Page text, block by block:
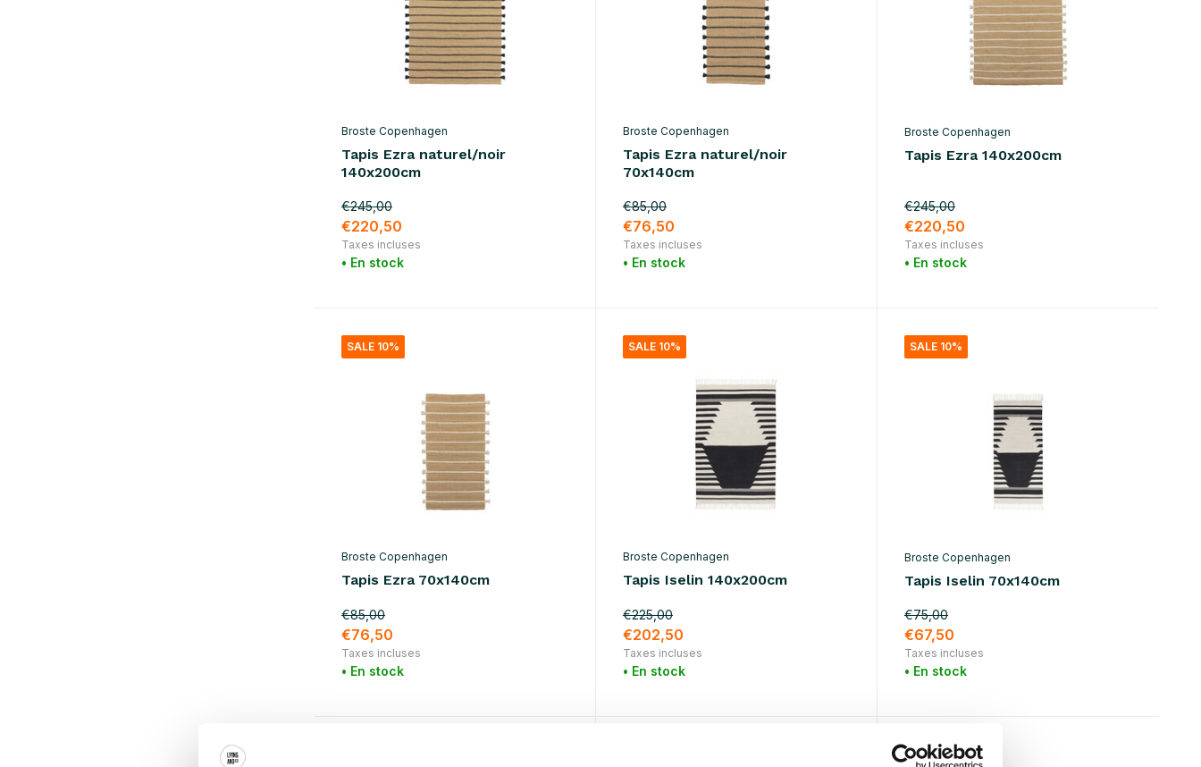
Broste Copenhagen
Tapis Ezra naturel/noir
140x200cm
€245,00
€220,50
Taxes incluses
• En stock
Broste Copenhagen
Tapis Ezra naturel/noir
70x140cm
€85,00
€76,50
Taxes incluses
• En stock
Broste Copenhagen
Tapis Ezra 140x200cm
€245,00
€220,50
Taxes incluses
• En stock
SALE 10%
Broste Copenhagen
Tapis Ezra 70x140cm
€85,00
€76,50
Taxes incluses
• En stock
SALE 10%
Broste Copenhagen
Tapis Iselin 140x200cm
€225,00
€202,50
Taxes incluses
• En stock
SALE 10%
Broste Copenhagen
Tapis Iselin 70x140cm
€75,00
€67,50
Taxes incluses
• En stock
SALE 10%